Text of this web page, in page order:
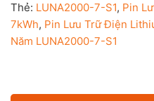
Thẻ: LUNA2000-7-S1, Pin
7kWh, Pin Lưu Trữ Điện
Năm LUNA2000-7-S1